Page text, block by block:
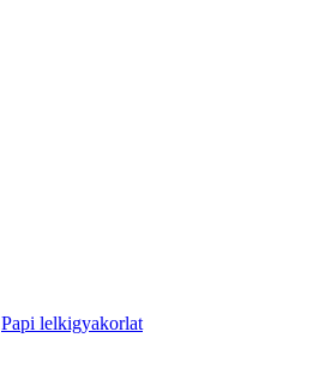
Papi lelkigyakorlat